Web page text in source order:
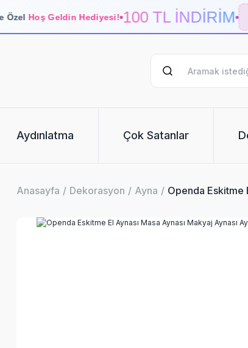
Hoş Geldin Hediyesi! 100 TL İNDİRİM
Aydınlatma Çok Satanlar
Anasayfa Dekorasyon Ayna Openda Eskitme